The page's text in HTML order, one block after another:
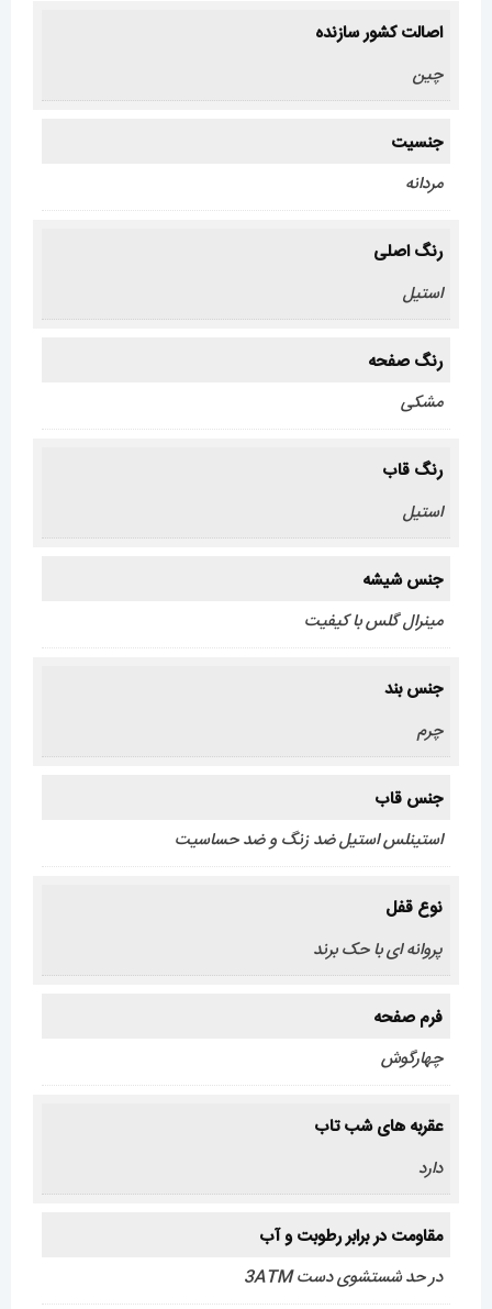
اصالت کشور سازنده
چین
جنسیت
مردانه
رنگ اصلی
استیل
رنگ صفحه
مشکی
رنگ قاب
استیل
جنس شیشه
مینرال گلس با کیفیت
جنس بند
چرم
جنس قاب
استینلس استیل ضد زنگ و ضد حساسیت
نوع قفل
پروانه ای با حک برند
فرم صفحه
چهارگوش
عقربه های شب تاب
دارد
مقاومت در برابر رطوبت و آب
در حد شستشوی دست 3ATM